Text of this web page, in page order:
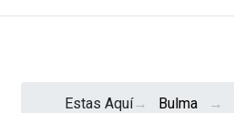
Estas Aquí Bulma